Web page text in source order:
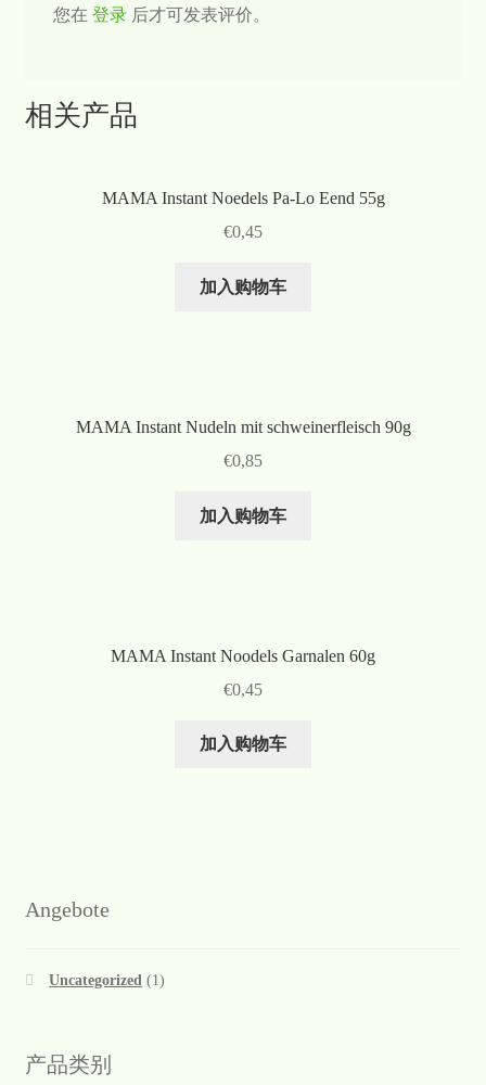
您在 登录后才可发表评价。
相关产品
MAMA Instant Noedels Pa-Lo Eend 55g
€0,45
加入购物车
MAMA Instant Nudeln mit schweinerfleisch 90g
€0,85
加入购物车
MAMA Instant Noodels Garnalen 60g
€0,45
加入购物车
Angebote
Uncategorized (1)
产品类别